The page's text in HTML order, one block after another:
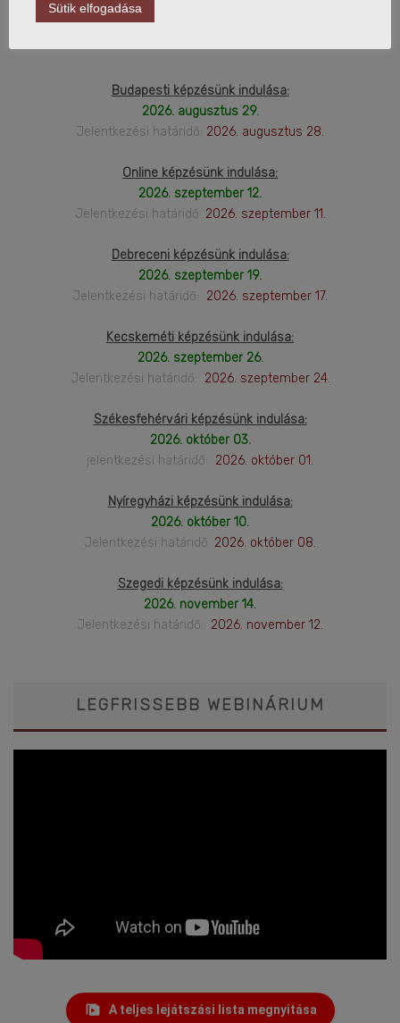
2026. Őszi képzéseink:
Budapesti képzésünk indulása:
2026. augusztus 29.
Jelentkezési határidő: 2026. augusztus 28.
Online képzésünk indulása:
2026. szeptember 12.
Jelentkezési határidő: 2026. szeptember 11.
Debreceni képzésünk indulása:
2026. szeptember 19.
Jelentkezési határidő: 2026. szeptember 17.
Kecskeméti képzésünk indulása:
2026. szeptember 26.
Jelentkezési határidő: 2026. szeptember 24.
Székesfehérvári képzésünk indulása:
2026. október 03.
jelentkezési határidő: 2026. október 01.
Nyíregyházi képzésünk indulása:
2026. október 10.
Jelentkezési határidő: 2026. október 08.
Szegedi képzésünk indulása:
2026. november 14.
Jelentkezési határidő: 2026. november 12.
LEGFRISSEBB WEBINÁRIUM
A teljes lejátszási lista megnyitása
Sütik elfogadása